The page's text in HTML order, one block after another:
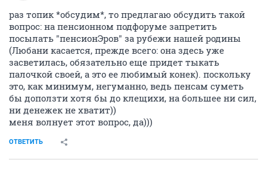
раз топик *обсудим*, то предлагаю обсудить такой
вопрос: на пенсионном подфоруме запретить
посылать "пенсионЭров" за рубежи нашей родины
(Любани касается, прежде всего: она здесь уже
засветилась, обязательно еще придет тыкать
палочкой своей, а это ее любимый конек). поскольку
это, как минимум, негуманно, ведь пенсам суметь
бы доползти хотя бы до клещихи, на большее ни сил,
ни денежек не хватит))
меня волнует этот вопрос, да)))
ОТВЕТИТЬ